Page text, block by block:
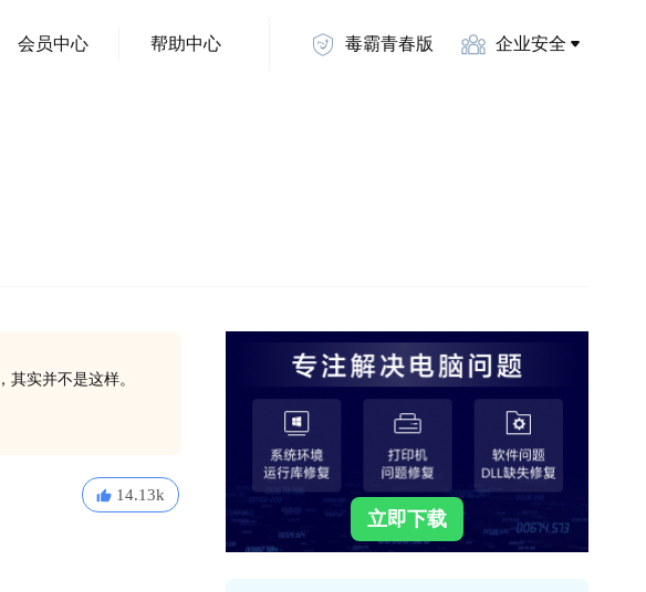
会员中心 帮助中心 毒霸青春版 企业安全
实并不是这样。
14.13k
立即下载